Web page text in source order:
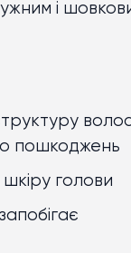
і
пошкоджень
шкіру голови